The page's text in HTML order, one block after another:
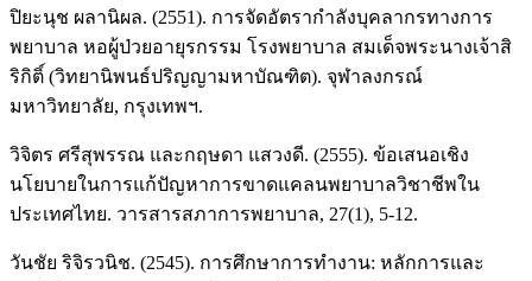
ปิยะนุช ผลานิผล. (2551). การจัดอัตรากำลังบุคลากรทางการ
พยาบาล หอผู้ป่วยอายุรกรรม โรงพยาบาล สมเด็จพระนางเจ้าสิ
ริกิติ์ (วิทยานิพนธ์ปริญญามหาบัณฑิต). จุฬาลงกรณ์
มหาวิทยาลัย, กรุงเทพฯ.
วิจิตร ศรีสุพรรณ และกฤษดา แสวงดี. (2555). ข้อเสนอเชิง
นโยบายในการแก้ปัญหาการขาดแคลนพยาบาลวิชาชีพใน
ประเทศไทย. วารสารสภาการพยาบาล, 27(1), 5-12.
วันชัย ริจิรวนิช. (2545). การศึกษาการทำงาน: หลักการและ